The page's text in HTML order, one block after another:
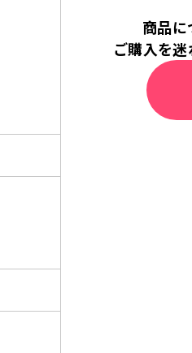
商品に
ご購入を迷